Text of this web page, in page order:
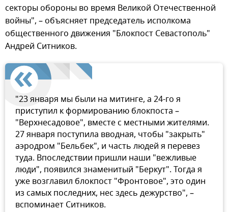
секторы обороны во время Великой Отечественной
войны", – объясняет председатель исполкома
общественного движения "Блокпост Севастополь"
Андрей Ситников.
"23 января мы были на митинге, а 24-го я
приступил к формированию блокпоста –
"Верхнесадовое", вместе с местными жителями.
27 января поступила вводная, чтобы "закрыть"
аэродром "Бельбек", и часть людей я перевез
туда. Впоследствии пришли наши "вежливые
люди", появился знаменитый "Беркут". Тогда я
уже возглавил блокпост "Фронтовое", это один
из самых последних, нес здесь дежурство", –
вспоминает Ситников.